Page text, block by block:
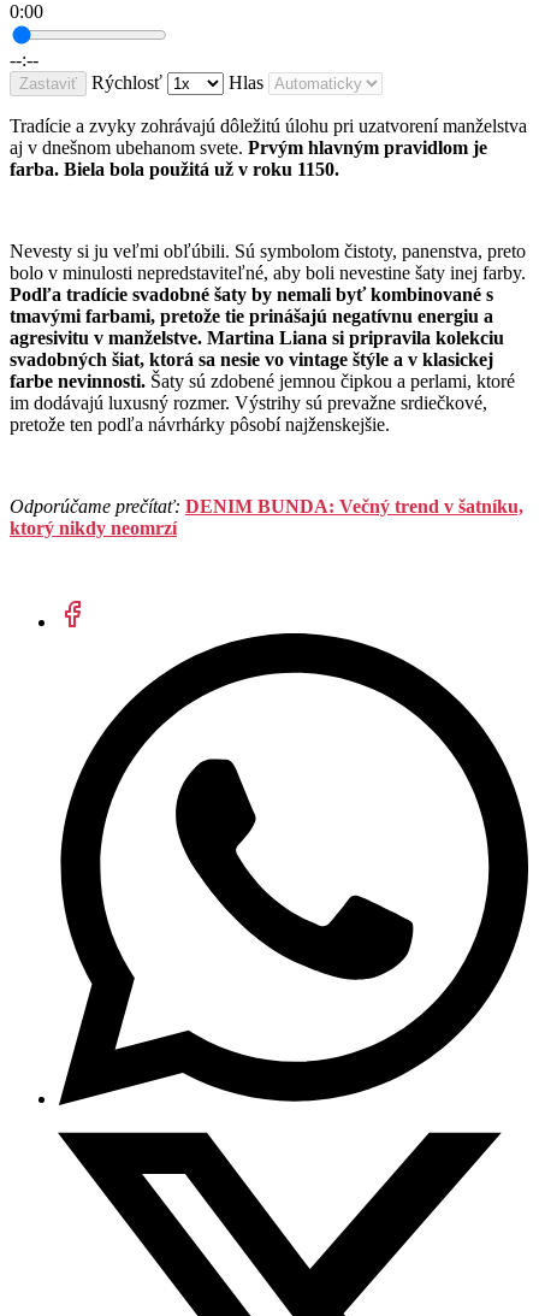
0:00
--:--
Zastaviť Rýchlosť Hlas
Tradície a zvyky zohrávajú dôležitú úlohu pri uzatvorení manželstva
aj v dnešnom ubehanom svete. Prvým hlavným pravidlom je
farba. Biela bola použitá už v roku 1150.
Nevesty si ju veľmi obľúbili. Sú symbolom čistoty, panenstva, preto
bolo v minulosti nepredstaviteľné, aby boli nevestine šaty inej farby.
Podľa tradície svadobné šaty by nemali byť kombinované s
tmavými farbami, pretože tie prinášajú negatívnu energiu a
agresivitu v manželstve. Martina Liana si pripravila kolekciu
svadobných šiat, ktorá sa nesie vo vintage štýle a v klasickej
farbe nevinnosti. Šaty sú zdobené jemnou čipkou a perlami, ktoré
im dodávajú luxusný rozmer. Výstrihy sú prevažne srdiečkové,
pretože ten podľa návrhárky pôsobí najženskejšie.
Odporúčame prečítať: DENIM BUNDA: Večný trend v šatníku,
ktorý nikdy neomrzí